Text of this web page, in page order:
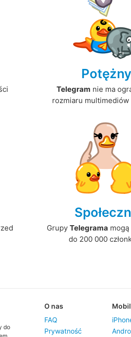
Potężny
Telegram nie ma
rozmiaru multimediów
Grupy Telegrama
do 200 000
do
O nas
FAQ
Prywatność